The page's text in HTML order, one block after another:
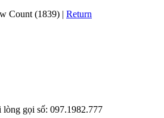
Count (1839) Return
gọi số: 097.1982.777